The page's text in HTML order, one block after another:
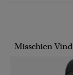
Misschien